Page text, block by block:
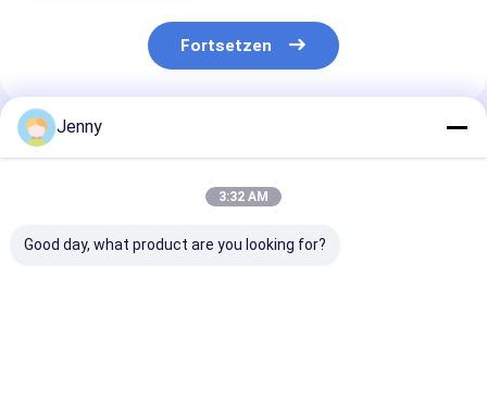
Fortsetzen
Empfohlene Produkte
Jenny
3:32 AM
Good day, what product are you looking for?